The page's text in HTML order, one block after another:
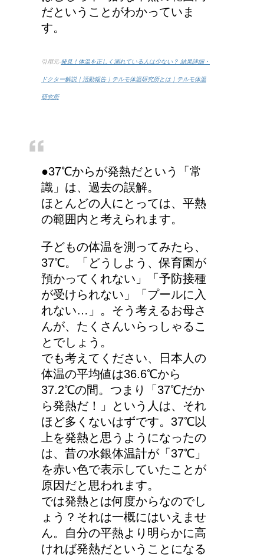
だということがわかっていま
す。
引用元-発見！体温を正しく測れている人は少ない？ 結果詳細・
ドクター解説｜活動報告｜テルモ体温研究所とは｜テルモ体温
研究所
●37℃からが発熱だという「常
識」は、過去の誤解。
ほとんどの人にとっては、平熱
の範囲内と考えられます。
子どもの体温を測ってみたら、
37℃。「どうしよう、保育園が
預かってくれない」「予防接種
が受けられない」「プールに入
れない…」。そう考えるお母さ
んが、たくさんいらっしゃるこ
とでしょう。
でも考えてください、日本人の
体温の平均値は36.6℃から
37.2℃の間。つまり「37℃だか
ら発熱だ！」という人は、それ
ほど多くないはずです。37℃以
上を発熱と思うようになったの
は、昔の水銀体温計が「37℃」
を赤い色で表示していたことが
原因だと思われます。
では発熱とは何度からなのでし
ょう？それは一概にはいえませ
ん。自分の平熱より明らかに高
ければ発熱だということになる